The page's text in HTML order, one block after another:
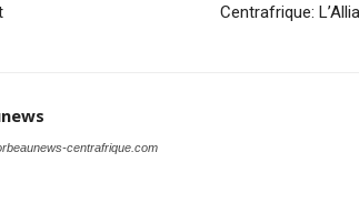
Centrafrique:
centrafrique.com